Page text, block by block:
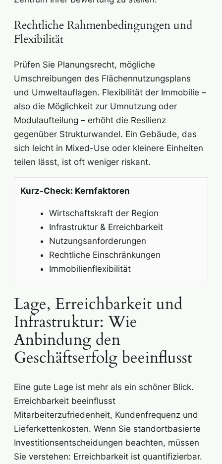
Rechtliche Rahmenbedingungen und
Flexibilität
Prüfen Sie Planungsrecht, mögliche
Umschreibungen des Flächennutzungsplans
und Umweltauflagen. Flexibilität der Immobilie –
also die Möglichkeit zur Umnutzung oder
Modulaufteilung – erhöht die Resilienz
gegenüber Strukturwandel. Ein Gebäude, das
sich leicht in Mixed-Use oder kleinere Einheiten
teilen lässt, ist oft weniger riskant.
Kurz-Check: Kernfaktoren
Wirtschaftskraft der Region
Infrastruktur & Erreichbarkeit
Nutzungsanforderungen
Rechtliche Einschränkungen
Immobilienflexibilität
Lage, Erreichbarkeit und
Infrastruktur: Wie
Anbindung den
Geschäftserfolg beeinflusst
Eine gute Lage ist mehr als ein schöner Blick.
Erreichbarkeit beeinflusst
Mitarbeiterzufriedenheit, Kundenfrequenz und
Lieferkettenkosten. Wenn Sie standortbasierte
Investitionsentscheidungen beachten, müssen
Sie verstehen: Erreichbarkeit ist quantifizierbar.